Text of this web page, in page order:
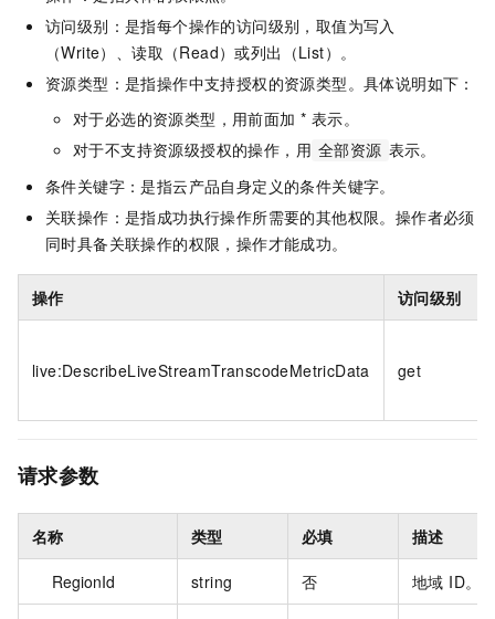
访问级别：是指每个操作的访问级别，取值为写入
（Write）、读取（Read）或列出（List）。
资源类型：是指操作中支持授权的资源类型。具体说明如下：
对于必选的资源类型，用前面加 * 表示。
对于不支持资源级授权的操作，用 全部资源 表示。
条件关键字：是指云产品自身定义的条件关键字。
关联操作：是指成功执行操作所需要的其他权限。操作者必须
同时具备关联操作的权限，操作才能成功。
操作 访问级别
live:DescribeLiveStreamTranscodeMetricData get
请求参数
名称 类型 必填 描述
RegionId string 否 地域 ID。